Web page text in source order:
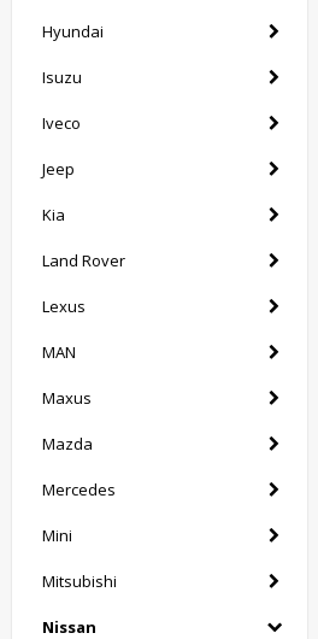
Hyundai
Isuzu
Iveco
Jeep
Kia
Land Rover
Lexus
MAN
Maxus
Mazda
Mercedes
Mini
Mitsubishi
Nissan